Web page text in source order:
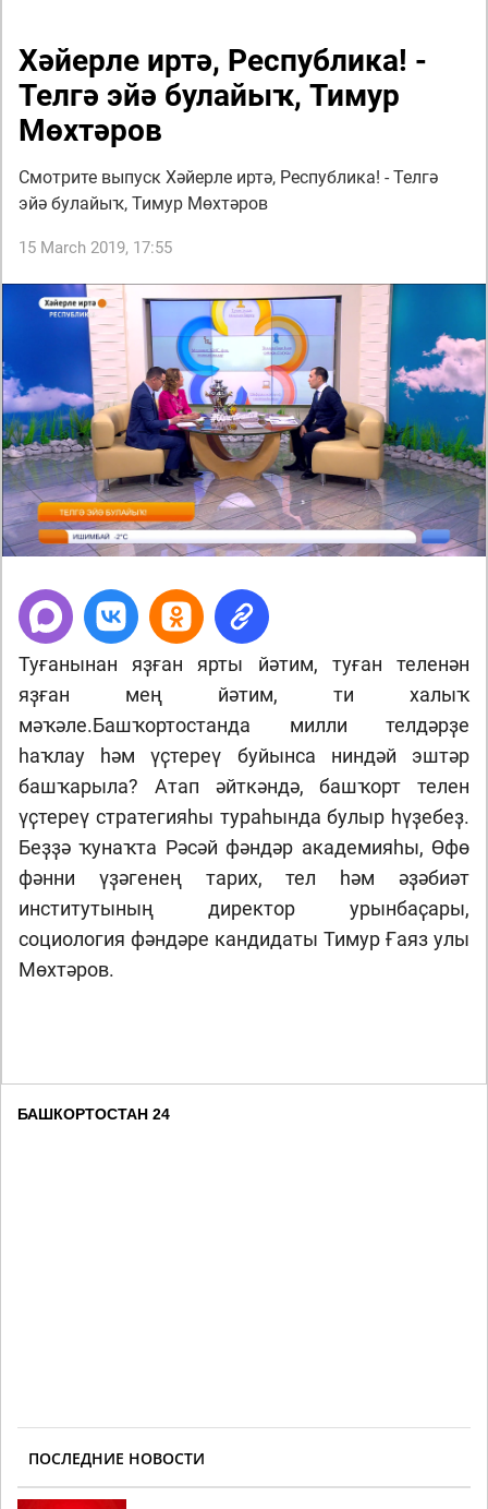
Хәйерле иртә, Республика! -
Телгә эйә булайыҡ, Тимур
Мөхтәров
Смотрите выпуск Хәйерле иртә, Республика! - Телгә
эйә булайыҡ, Тимур Мөхтәров
15 March 2019, 17:55
Туғанынан яҙған ярты йәтим, туған теленән
яҙған мең йәтим, ти халыҡ
мәҡәле.Башҡортостанда милли телдәрҙе
һаҡлау һәм үҫтереү буйынса ниндәй эштәр
башҡарыла? Атап әйткәндә, башҡорт телен
үҫтереү стратегияһы тураһында булыр һүҙебеҙ.
Беҙҙә ҡунаҡта Рәсәй фәндәр академияһы, Өфө
фәнни үҙәгенең тарих, тел һәм әҙәбиәт
институтының директор урынбаҫары,
социология фәндәре кандидаты Тимур Ғаяз улы
Мөхтәров.
БАШКОРТОСТАН 24
ПОСЛЕДНИЕ НОВОСТИ